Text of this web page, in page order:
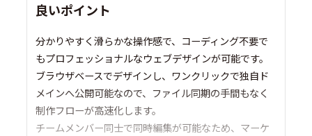
良いポイント
分かりやすく滑らかな操作感で、コーディング不要で
もプロフェッショナルなウェブデザインが可能です。
ブラウザベースでデザインし、ワンクリックで独自ド
メインへ公開可能なので、ファイル同期の手間もなく
制作フローが高速化します。
チームメンバー同士で同時編集が可能なため、マーケ